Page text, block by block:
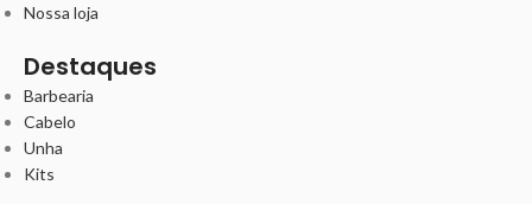
Nossa loja
Destaques
Barbearia
Cabelo
Unha
Kits